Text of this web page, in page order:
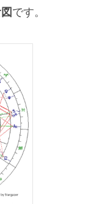
です。